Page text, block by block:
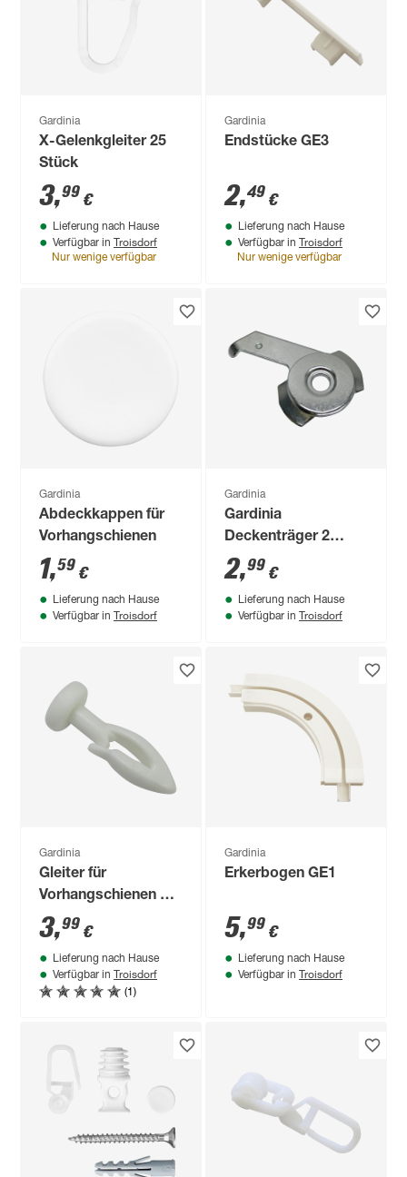
Gardinia
X-Gelenkgleiter 25
Stück
3,99 €
Lieferung nach Hause
Verfügbar in Troisdorf
Nur wenige verfügbar
Gardinia
Endstücke GE3
2,49 €
Lieferung nach Hause
Verfügbar in Troisdorf
Nur wenige verfügbar
Gardinia
Abdeckkappen für
Vorhangschienen
1,59 €
Lieferung nach Hause
Verfügbar in Troisdorf
Gardinia
Gardinia
Deckenträger 2
Stück
2,99 €
Lieferung nach Hause
Verfügbar in Troisdorf
Gardinia
Gleiter für
Vorhangschienen 30
Stück
3,99 €
Lieferung nach Hause
Verfügbar in Troisdorf
(1)
Gardinia
Erkerbogen GE1
5,99 €
Lieferung nach Hause
Verfügbar in Troisdorf